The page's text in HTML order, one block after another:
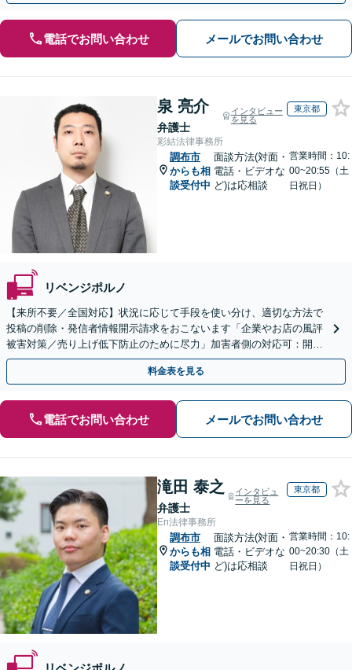
電話でお問い合わせ メールでお問い合わせ
泉 亮介
弁護士
インタビュー
を見る
東京都
彩結法律事務所
調布市
からも相
談受付中
面談方法(対面・
電話・ビデオな
ど)は応相談
営業時間：10:
00~20:55（土
日祝日）
リベンジポルノ
【来所不要／全国対応】状況に応じて手段を使い分け、適切な方法で
投稿の削除・発信者情報開示請求をおこないます「企業やお店の風評
被害対策／売り上げ低下防止のために尽力」加害者側の対応可：開示
請求の意見照会が来たときの対処法、被害者との示談交渉
料金表を見る
電話でお問い合わせ メールでお問い合わせ
滝田 泰之
弁護士
インタビュ
ーを見る
東京都
En法律事務所
調布市
からも相
談受付中
面談方法(対面・
電話・ビデオな
ど)は応相談
営業時間：10:
00~20:30（土
日祝日）